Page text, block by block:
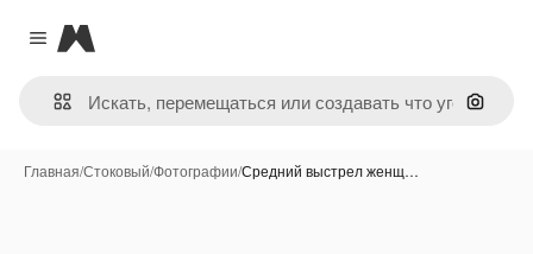
Close menu
Magnific
Поиск
Главная/Стоковый/Фотографии/Средний выстрел женщ…